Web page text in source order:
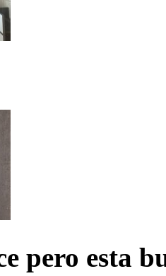
pero esta